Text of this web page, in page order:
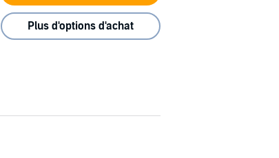
Plus d'options d'achat